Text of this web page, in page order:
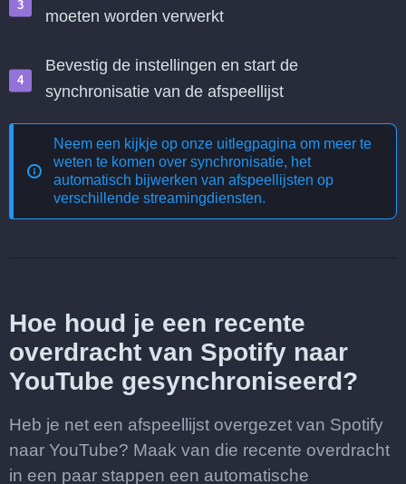
moeten worden verwerkt
Bevestig de instellingen en start de
synchronisatie van de afspeellijst
Neem een kijkje op onze uitlegpagina om meer te
weten te komen over synchronisatie, het
automatisch bijwerken van afspeellijsten op
verschillende streamingdiensten.
Hoe houd je een recente
overdracht van Spotify naar
YouTube gesynchroniseerd?
Heb je net een afspeellijst overgezet van Spotify
naar YouTube? Maak van die recente overdracht
in een paar stappen een automatische